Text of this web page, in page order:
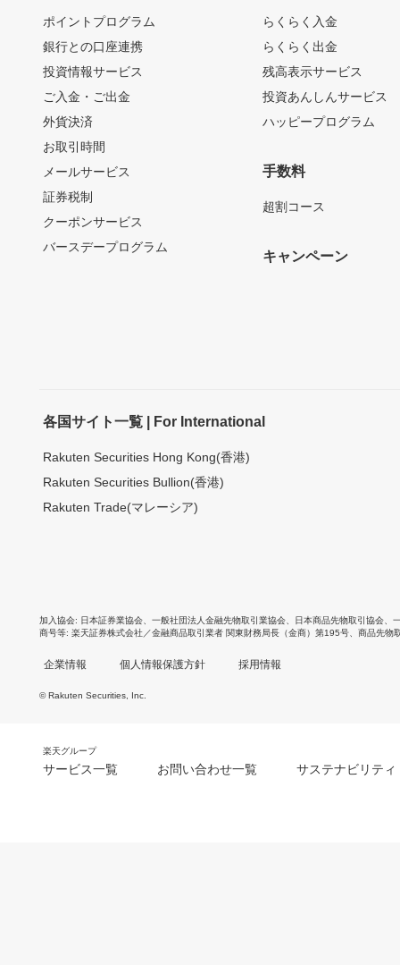
ポイントプログラム
銀行との口座連携
投資情報サービス
ご入金・ご出金
外貨決済
お取引時間
メールサービス
証券税制
クーポンサービス
バースデープログラム
らくらく入金
らくらく出金
残高表示サービス
投資あんしんサービス
ハッピープログラム
手数料
超割コース
キャンペーン
各国サイト一覧 | For International
Rakuten Securities Hong Kong(香港)
Rakuten Securities Bullion(香港)
Rakuten Trade(マレーシア)
加入協会 日本証券業協会 一般社団法人金融先物取引業協会 日本商品先物取引協会
商号等 楽天証券株式会社／金融商品取引業者 関東財務局長（金商）第195号、商品先物
企業情報 個人情報保護方針 採用情報
© Rakuten Securities, Inc.
楽天グループ
サービス一覧 お問い合わせ一覧 サステナビリティ